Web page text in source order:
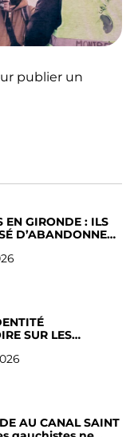
publier un
EN GIRONDE : ILS
D’ABANDONNER
SUR LES
AU CANAL SAINT